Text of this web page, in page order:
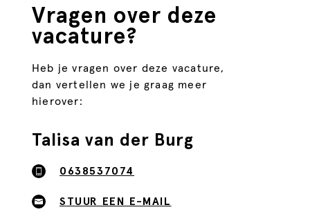
Vragen over deze
vacature?
Heb je vragen over deze vacature,
dan vertellen we je graag meer
hierover:
Talisa van der Burg
0638537074
STUUR EEN E-MAIL